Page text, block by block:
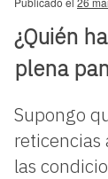
¿Quién
plena
Supongo
reticencias
las